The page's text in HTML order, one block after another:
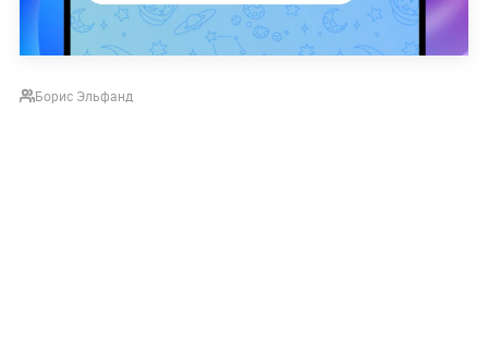
Борис Эльфанд